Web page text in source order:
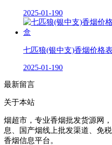
2025-01-190
七匹狼(银中支)香烟价格
2025-01-190
最新留言
关于本站
烟超市，专业香烟批发货源网
息、国产烟线上批发渠道、免
香烟信息平台。